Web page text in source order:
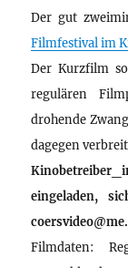
Der gut
Filmfestival im
Der Kurzfilm
regulären
drohende
dagegen
eingeladen,
Filmdaten: